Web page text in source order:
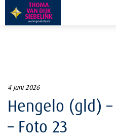
4 juni 2026
Hengelo (gld)
– Foto 23